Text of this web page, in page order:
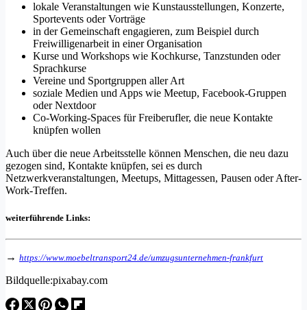
lokale Veranstaltungen wie Kunstausstellungen, Konzerte,
Sportevents oder Vorträge
in der Gemeinschaft engagieren, zum Beispiel durch
Freiwilligenarbeit in einer Organisation
Kurse und Workshops wie Kochkurse, Tanzstunden oder
Sprachkurse
Vereine und Sportgruppen aller Art
soziale Medien und Apps wie Meetup, Facebook-Gruppen
oder Nextdoor
Co-Working-Spaces für Freiberufler, die neue Kontakte
knüpfen wollen
Auch über die neue Arbeitsstelle können Menschen, die neu dazu
gezogen sind, Kontakte knüpfen, sei es durch
Netzwerkveranstaltungen, Meetups, Mittagessen, Pausen oder After-
Work-Treffen.
weiterführende Links:
→ https://www.moebeltransport24.de/umzugsunternehmen-frankfurt
Bildquelle:pixabay.com